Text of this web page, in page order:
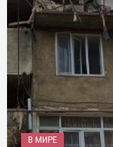
В МИРЕ